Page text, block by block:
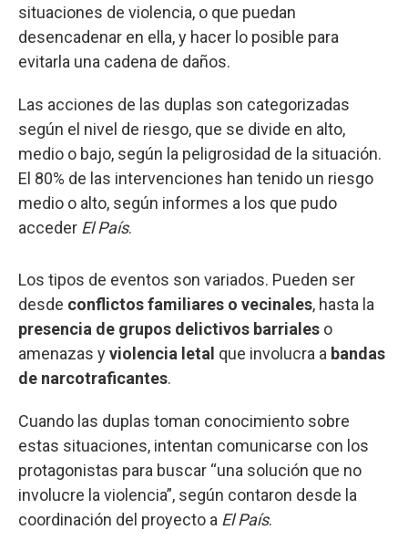
situaciones de violencia, o que puedan
desencadenar en ella, y hacer lo posible para
evitarla una cadena de daños.
Las acciones de las duplas son categorizadas
según el nivel de riesgo, que se divide en alto,
medio o bajo, según la peligrosidad de la situación.
El 80% de las intervenciones han tenido un riesgo
medio o alto, según informes a los que pudo
acceder El País.
Los tipos de eventos son variados. Pueden ser
desde conflictos familiares o vecinales, hasta la
presencia de grupos delictivos barriales o
amenazas yviolencia letal que involucra a bandas
de narcotraficantes.
Cuando las duplas toman conocimiento sobre
estas situaciones, intentan comunicarse con los
protagonistas para buscar “una solución que no
involucre la violencia”, según contaron desde la
coordinación del proyecto a El País.